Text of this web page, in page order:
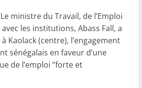
Le ministre du Travail, de l’Emploi
les institutions, Abass Fall, a
Kaolack (centre), l’engagement
sénégalais en faveur d’une
de l’emploi ”forte et